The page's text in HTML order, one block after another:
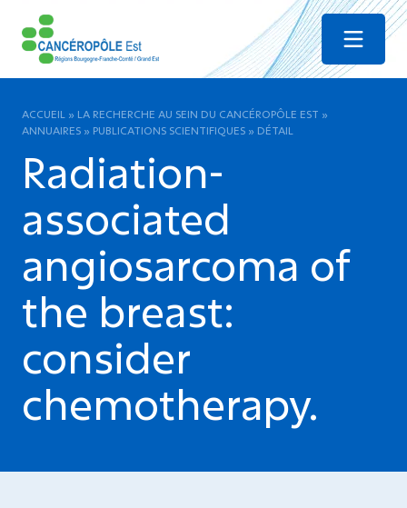
Menu
ACCUEIL » LA RECHERCHE AU SEIN DU CANCÉROPÔLE EST »
ANNUAIRES » PUBLICATIONS SCIENTIFIQUES » DÉTAIL
Radiation-
associated
angiosarcoma of
the breast:
consider
chemotherapy.